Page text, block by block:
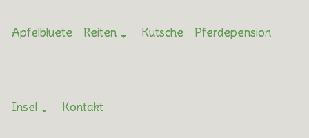
Apfelbluete Reiten Kutsche Pferdepension
Insel Kontakt